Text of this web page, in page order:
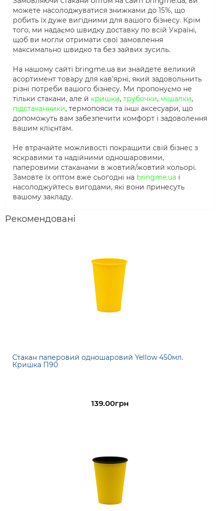
можете насолоджуватися знижками до 15%, що
робить їх дуже вигідними для вашого бізнесу. Крім
того, ми надаємо швидку доставку по всій Україні,
щоб ви могли отримати свої замовлення
максимально швидко та без зайвих зусиль.
На нашому сайті bringme.ua ви знайдете великий
асортимент товару для кав'ярні, який задовольнить
різні потреби вашого бізнесу. Ми пропонуємо не
тільки стакани, але й кришки, трубочки, мішалки,
підстаканники, термопояси та інші аксесуари, що
допоможуть вам забезпечити комфорт і задоволення
вашим клієнтам.
Не втрачайте можливості покращити свій бізнес з
яскравими та надійними одношаровими,
паперовими стаканами в жовтий/жовтий кольорі.
Замовте їх оптом вже сьогодні на bringme.ua і
насолоджуйтесь вигодами, які вони принесуть
вашому закладу.
Рекомендовані
Стакан паперовий одношаровий Yellow 450мл.
Кришка П90
139.00грн